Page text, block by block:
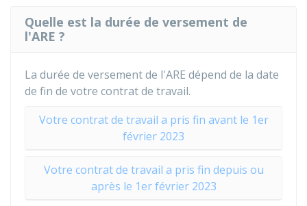
Quelle est la durée de versement de
l'ARE ?
La durée de versement de l'ARE dépend de la date
de fin de votre contrat de travail.
Votre contrat de travail a pris fin avant le 1er
février 2023
Votre contrat de travail a pris fin depuis ou
après le 1er février 2023